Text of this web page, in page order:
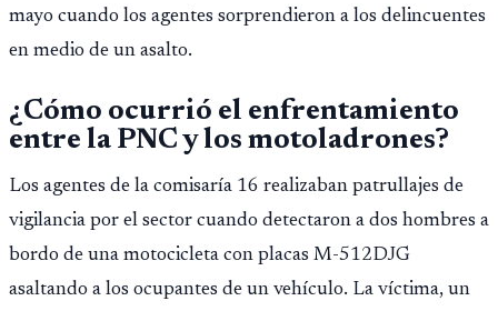
mayo cuando los agentes sorprendieron a los delincuentes
en medio de un asalto.
¿Cómo ocurrió el enfrentamiento
entre la PNC y los motoladrones?
Los agentes de la comisaría 16 realizaban patrullajes de
vigilancia por el sector cuando detectaron a dos hombres a
bordo de una motocicleta con placas M-512DJG
asaltando a los ocupantes de un vehículo. La víctima, un